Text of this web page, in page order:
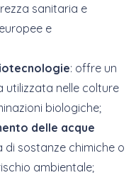
sanitaria e
e
: offre un
nelle colture
biologiche;
delle acque
di sostanze chimiche o
ambientale;